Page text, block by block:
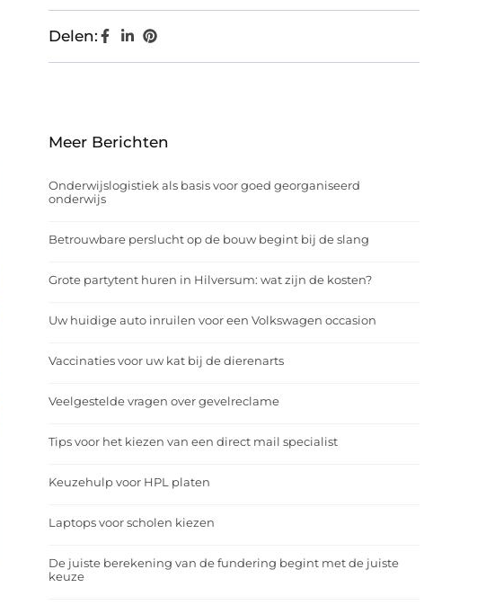
Delen:
Meer Berichten
Onderwijslogistiek als basis voor goed georganiseerd
onderwijs
Betrouwbare perslucht op de bouw begint bij de slang
Grote partytent huren in Hilversum: wat zijn de kosten?
Uw huidige auto inruilen voor een Volkswagen occasion
Vaccinaties voor uw kat bij de dierenarts
Veelgestelde vragen over gevelreclame
Tips voor het kiezen van een direct mail specialist
Keuzehulp voor HPL platen
Laptops voor scholen kiezen
De juiste berekening van de fundering begint met de juiste
keuze